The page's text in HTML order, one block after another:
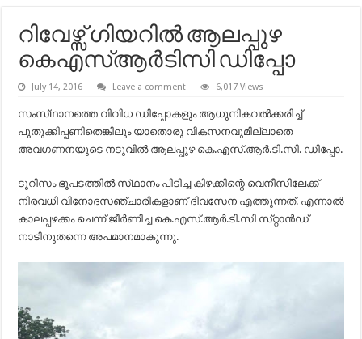
റിവേഴ്സ് ഗിയറില്‍ ആലപ്പുഴ
കെഎസ്ആര്‍ടിസി ഡിപ്പോ
July 14, 2016 Leave a comment 6,017 Views
സംസ്‌ഥാനത്തെ വിവിധ ഡിപ്പോകളും ആധുനികവല്‍ക്കരിച്ച്‌
പുതുക്കിപ്പണിതെങ്കിലും യാതൊരു വികസനവുമില്ലാതെ
അവഗണനയുടെ നടുവില്‍ ആലപ്പുഴ കെ.എസ്‌.ആര്‍.ടി.സി. ഡിപ്പോ.
ടൂറിസം ഭൂപടത്തില്‍ സ്‌ഥാനം പിടിച്ച കിഴക്കിന്റെ വെനീസിലേക്ക്‌
നിരവധി വിനോദസഞ്ചാരികളാണ്‌ ദിവസേന എത്തുന്നത്‌. എന്നാല്‍
കാലപ്പഴക്കം ചെന്ന്‌ ജീര്‍ണിച്ച കെ.എസ്‌.ആര്‍.ടി.സി സ്‌റ്റാന്‍ഡ്‌
നാടിനുതന്നെ അപമാനമാകുന്നു.